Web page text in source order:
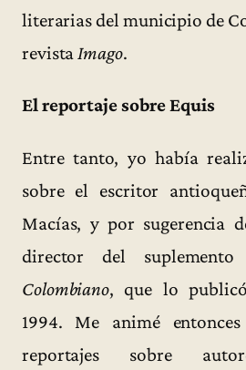
literarias del municipio de
revistaImago.
El reportaje sobre Equis
Entre tanto, yo había
sobre el escritor
Macías, y por sugerencia
director del
Colombiano, que lo
1994. Me animé
reportajes sobre